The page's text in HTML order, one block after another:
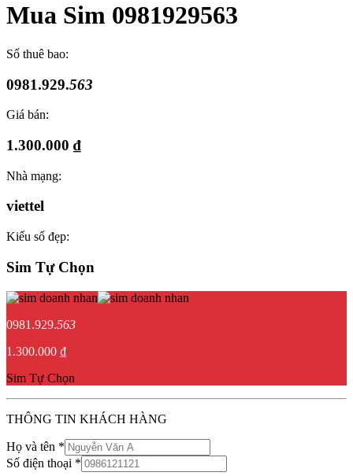
Mua Sim 0981929563
Số thuê bao:
0981.929.563
Giá bán:
1.300.000 ₫
Nhà mạng:
viettel
Kiểu số đẹp:
Sim Tự Chọn
0981.929.563
1.300.000 ₫
Sim Tự Chọn
THÔNG TIN KHÁCH HÀNG
Họ và tên *
Số điện thoại *